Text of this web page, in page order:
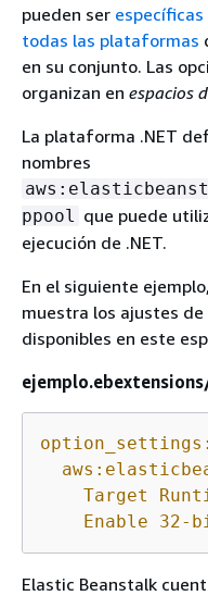
pueden ser
todas las plataformas
en su conjunto. Las
organizan en espacios
La plataforma .NET
nombres
ppool que puede
ejecución de .NET.
En el siguiente
muestra los ajustes de
disponibles en este
option_settings:
Target
Enable 32-
Elastic Beanstalk